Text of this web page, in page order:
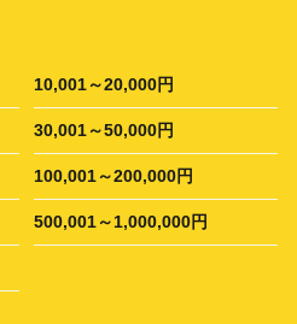
10,001～20,000円
30,001～50,000円
100,001～200,000円
500,001～1,000,000円